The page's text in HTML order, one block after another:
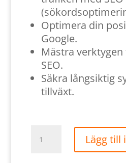
Optimera din
Google.
Mästra
SEO.
Säkra långsiktig
tillväxt.
Köp
utbildning
Lägg till